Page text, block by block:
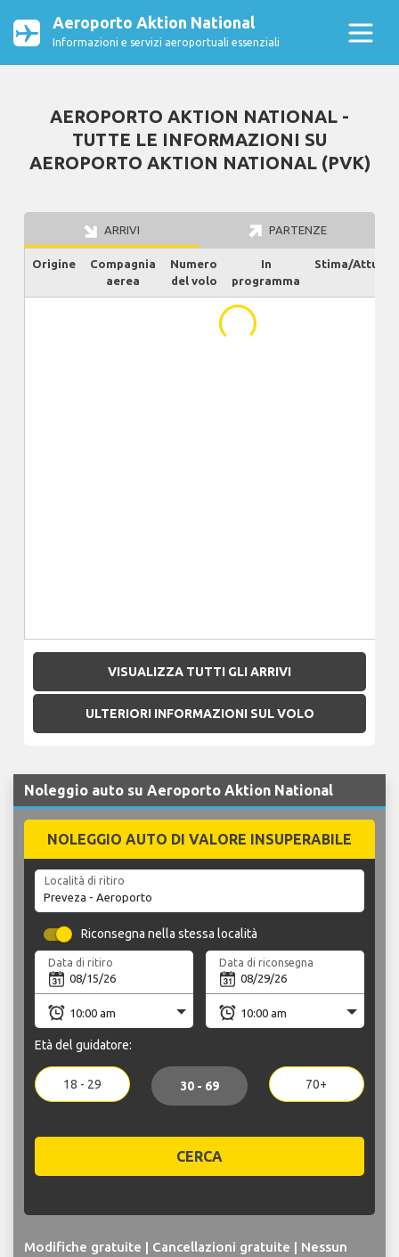
Aeroporto Aktion National
Informazioni e servizi aeroportuali essenziali
AEROPORTO AKTION NATIONAL -
TUTTE LE INFORMAZIONI SU
AEROPORTO AKTION NATIONAL (PVK)
ARRIVI PARTENZE
Origine
Compagnia
aerea
Numero
del volo
In
programma
Stima/Attuale
...
VISUALIZZA TUTTI GLI ARRIVI
ULTERIORI INFORMAZIONI SUL VOLO
Noleggio auto su Aeroporto Aktion National
NOLEGGIO AUTO DI VALORE INSUPERABILE
Località di ritiro
Riconsegna nella stessa località
Data di ritiro Data di riconsegna
Età del guidatore:
18 - 29 30 - 69 70+
CERCA
Modifiche gratuite | Cancellazioni gratuite | Nessun